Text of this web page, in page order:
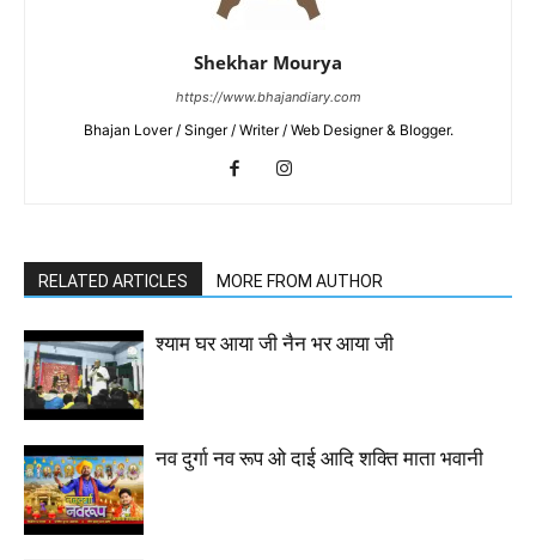
Shekhar Mourya
https://www.bhajandiary.com
Bhajan Lover / Singer / Writer / Web Designer & Blogger.
RELATED ARTICLES MORE FROM AUTHOR
श्याम घर आया जी नैन भर आया जी
नव दुर्गा नव रूप ओ दाई आदि शक्ति माता भवानी